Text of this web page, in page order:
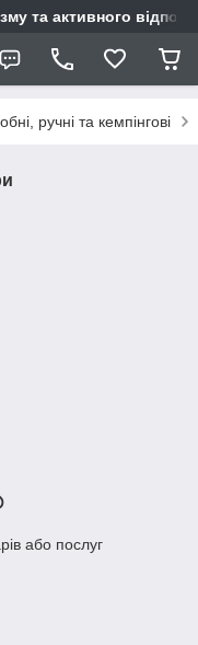
та активного
ручні та кемпінгові
або послуг